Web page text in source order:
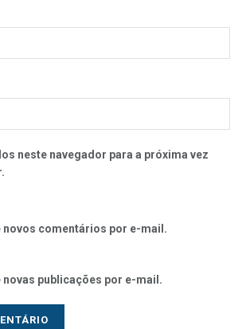
neste navegador para a próxima vez
novos comentários por e-mail.
publicações por e-mail.